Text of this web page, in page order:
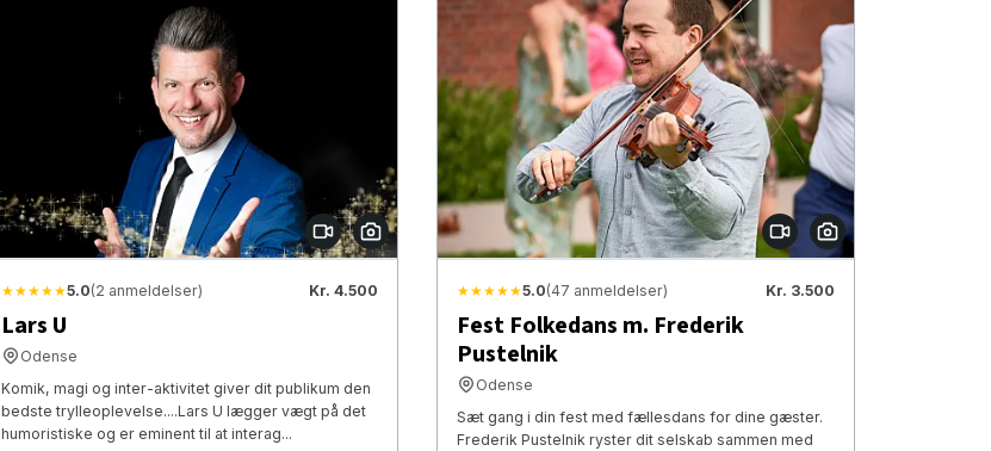
★★★★★5.0(2 anmeldelser) Kr. 4.500
Lars U
Odense
Komik, magi og inter-aktivitet giver dit publikum den
bedste trylleoplevelse....Lars U lægger vægt på det
humoristiske og er eminent til at interag...
★★★★★5.0(47 anmeldelser) Kr. 3.500
Fest Folkedans m. Frederik
Pustelnik
Odense
Sæt gang i din fest med fællesdans for dine gæster.
Frederik Pustelnik ryster dit selskab sammen med